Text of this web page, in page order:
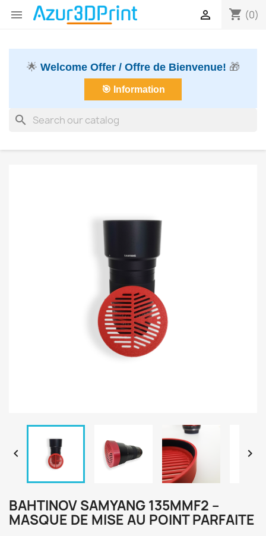
 shopping_cart (0)

🌟 Welcome Offer / Offre de Bienvenue! 🎁
🎯 Information
search
 
BAHTINOV SAMYANG 135MMF2 –
MASQUE DE MISE AU POINT PARFAITE